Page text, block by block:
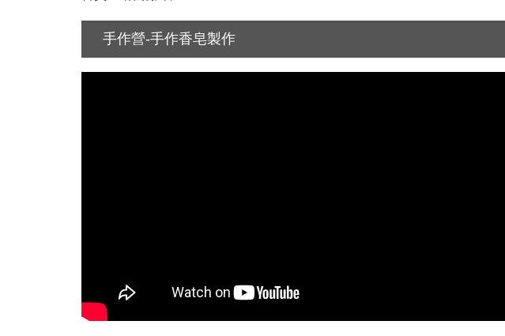
手作營-手作香皂製作